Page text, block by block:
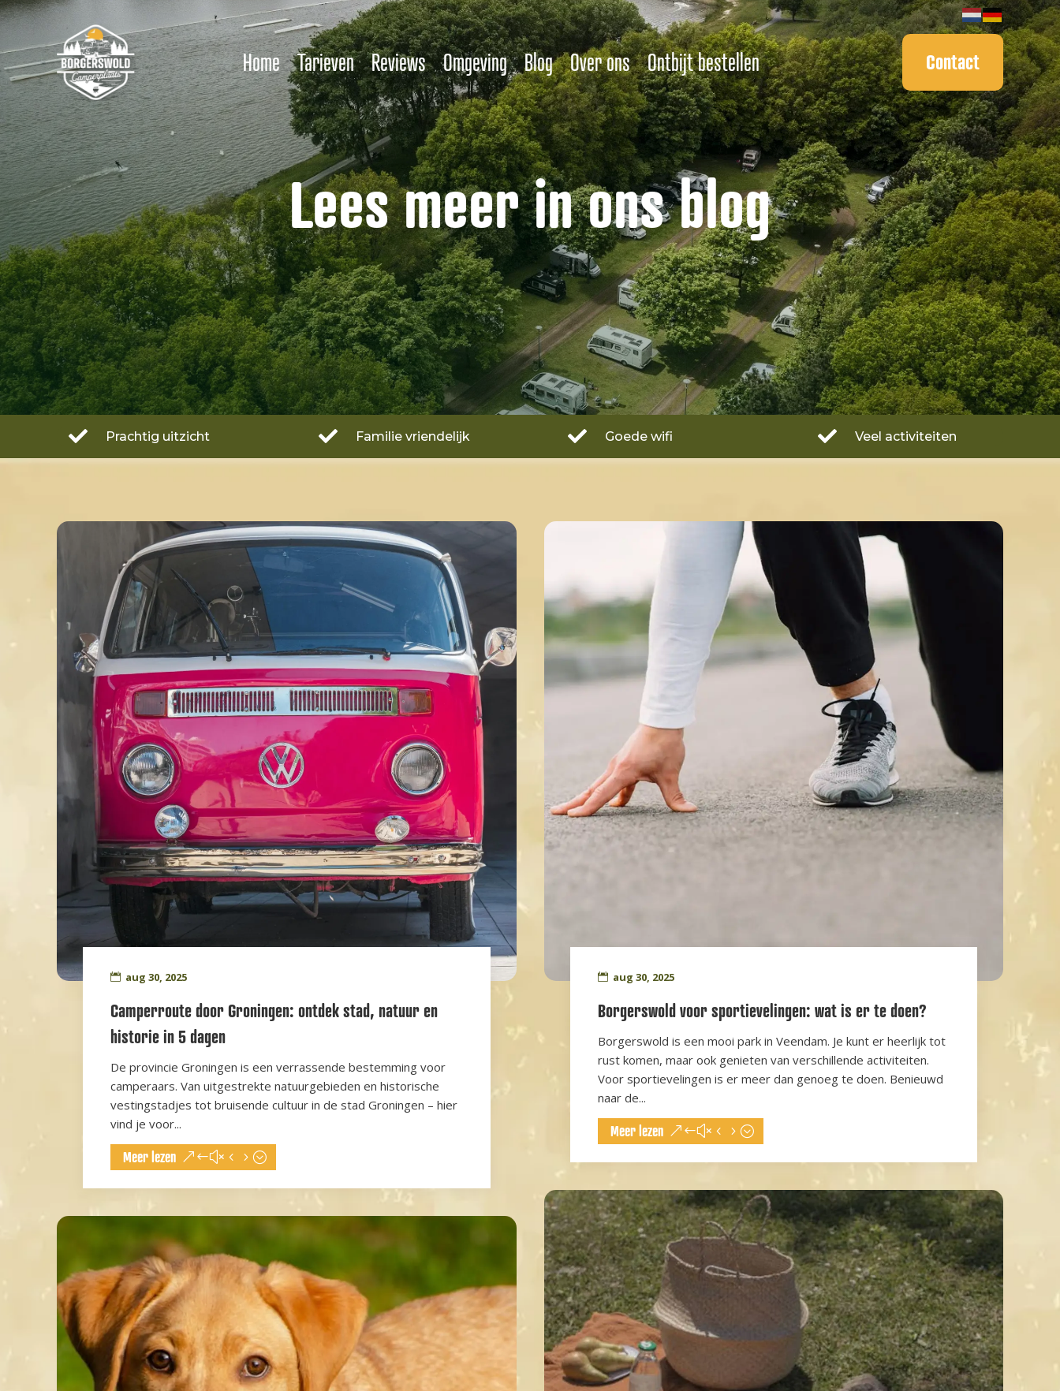
Home Tarieven Reviews Omgeving Blog Over ons Ontbijt bestellen Contact
Lees meer in ons blog
 Prachtig uitzicht  Familie vriendelijk  Goede wifi  Veel activiteiten
aug 30, 2025
Camperroute door Groningen: ontdek stad, natuur en
historie in 5 dagen
De provincie Groningen is een verrassende bestemming voor
camperaars. Van uitgestrekte natuurgebieden en historische
vestingstadjes tot bruisende cultuur in de stad Groningen – hier
vind je voor...
Meer lezen
aug 30, 2025
Borgerswold voor sportievelingen: wat is er te doen?
Borgerswold is een mooi park in Veendam. Je kunt er heerlijk tot
rust komen, maar ook genieten van verschillende activiteiten.
Voor sportievelingen is er meer dan genoeg te doen. Benieuwd
naar de...
Meer lezen